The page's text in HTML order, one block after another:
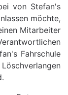
von Stefan's
möchte,
Mitarbeiter
Fahrschule